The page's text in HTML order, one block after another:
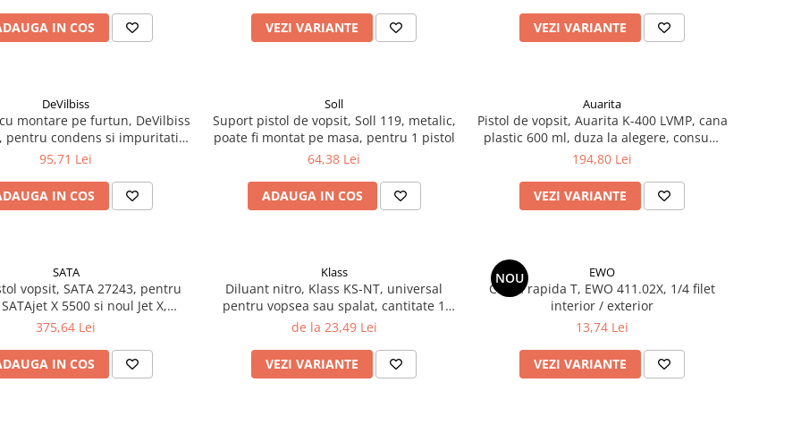
IN COS VEZI VARIANTE VEZI VARIANTE
DeVilbiss
montare pe furtun, DeVilbiss
pentru condens si impuritati,
filet conectare 1/4
95,71 Lei
IN COS
Soll
Suport pistol de vopsit, Soll 119, metalic,
poate fi montat pe masa, pentru 1 pistol
64,38 Lei
ADAUGA IN COS
Auarita
Pistol de vopsit, Auarita K-400 LVMP, cana
plastic 600 ml, duza la alegere, consum
aer 155 - 270 l/min
194,80 Lei
VEZI VARIANTE
SATA
vopsit, SATA 27243, pentru
X 5500 si noul Jet X,
plastic, capacitate 600 ml
375,64 Lei
IN COS
Klass
Diluant nitro, Klass KS-NT, universal
pentru vopsea sau spalat, cantitate 1
litru si 5 litri
de la 23,49 Lei
VEZI VARIANTE
NOU EWO
Cupla rapida T, EWO 411.02X, 1/4 filet
interior / exterior
13,74 Lei
VEZI VARIANTE